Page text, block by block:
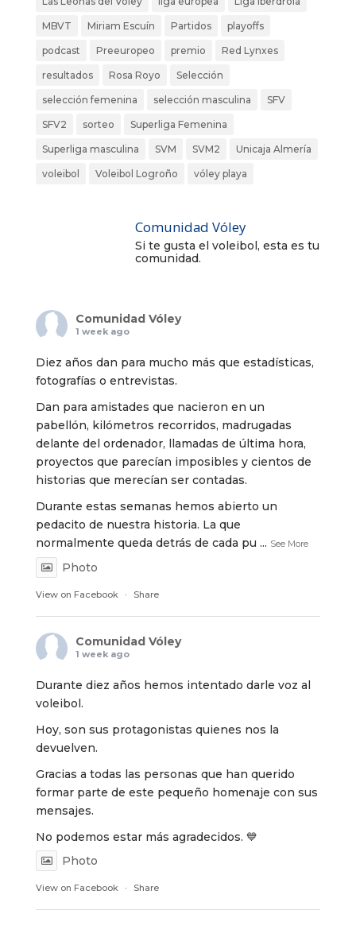
MBVT Miriam Escuín Partidos playoffs
podcast Preeuropeo premio Red Lynxes
resultados Rosa Royo Selección
selección femenina selección masculina SFV
SFV2 sorteo Superliga Femenina
Superliga masculina SVM SVM2 Unicaja Almería
voleibol Voleibol Logroño vóley playa
Comunidad Vóley
Si te gusta el voleibol, esta es tu
comunidad.
Comunidad Vóley
1 week ago
Diez años dan para mucho más que estadísticas,
fotografías o entrevistas.
Dan para amistades que nacieron en un
pabellón, kilómetros recorridos, madrugadas
delante del ordenador, llamadas de última hora,
proyectos que parecían imposibles y cientos de
historias que merecían ser contadas.
Durante estas semanas hemos abierto un
pedacito de nuestra historia. La que
normalmente queda detrás de cada pu ... See More
Photo
View on Facebook · Share
Comunidad Vóley
1 week ago
Durante diez años hemos intentado darle voz al
voleibol.
Hoy, son sus protagonistas quienes nos la
devuelven.
Gracias a todas las personas que han querido
formar parte de este pequeño homenaje con sus
mensajes.
No podemos estar más agradecidos. 💙
Photo
View on Facebook · Share